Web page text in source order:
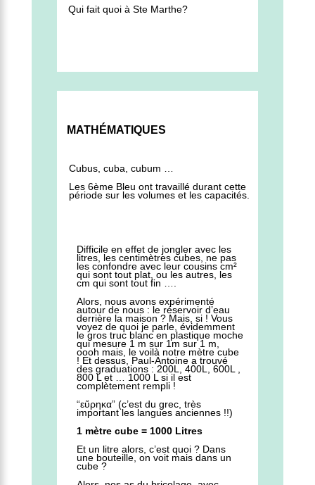
Qui fait quoi à Ste Marthe?
MATHÉMATIQUES
Cubus, cuba, cubum …
Les 6ème Bleu ont travaillé durant cette
période sur les volumes et les capacités.
Difficile en effet de jongler avec les
litres, les centimètres cubes, ne pas
les confondre avec leur cousins cm²
qui sont tout plat, ou les autres, les
cm qui sont tout fin ….
Alors, nous avons expérimenté
autour de nous : le réservoir d’eau
derrière la maison ? Mais, si ! Vous
voyez de quoi je parle, évidemment
le gros truc blanc en plastique moche
qui mesure 1 m sur 1m sur 1 m,
oooh mais, le voilà notre mètre cube
! Et dessus, Paul-Antoine a trouvé
des graduations : 200L, 400L, 600L ,
800 L et … 1000 L si il est
complètement rempli !
“εὕρηκα” (c’est du grec, très
important les langues anciennes !!)
1 mètre cube = 1000 Litres
Et un litre alors, c’est quoi ? Dans
une bouteille, on voit mais dans un
cube ?